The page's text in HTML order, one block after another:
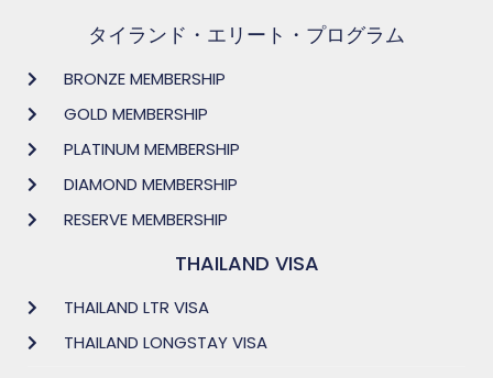
タイランド・エリート・プログラム
BRONZE MEMBERSHIP
GOLD MEMBERSHIP
PLATINUM MEMBERSHIP
DIAMOND MEMBERSHIP
RESERVE MEMBERSHIP
THAILAND VISA
THAILAND LTR VISA
THAILAND LONGSTAY VISA